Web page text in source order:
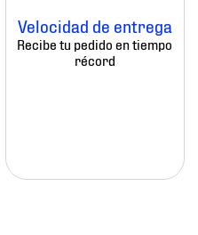
Velocidad de entrega
Recibe tu pedido en tiempo
récord